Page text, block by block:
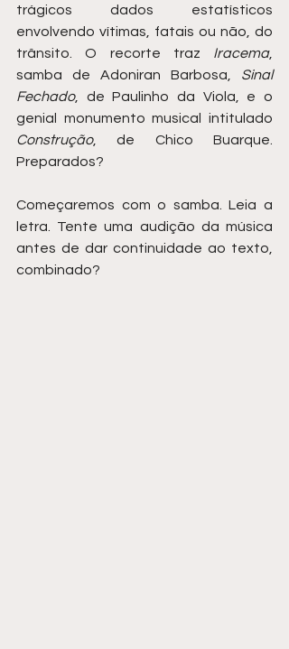
trágicos dados estatísticos
envolvendo vítimas, fatais ou não, do
trânsito. O recorte traz Iracema,
samba de Adoniran Barbosa, Sinal
Fechado, de Paulinho da Viola, e o
Construção, de Chico Buarque.
Preparados?
Começaremos com o samba. Leia a
letra. Tente uma audição da música
antes de dar continuidade ao texto,
combinado?